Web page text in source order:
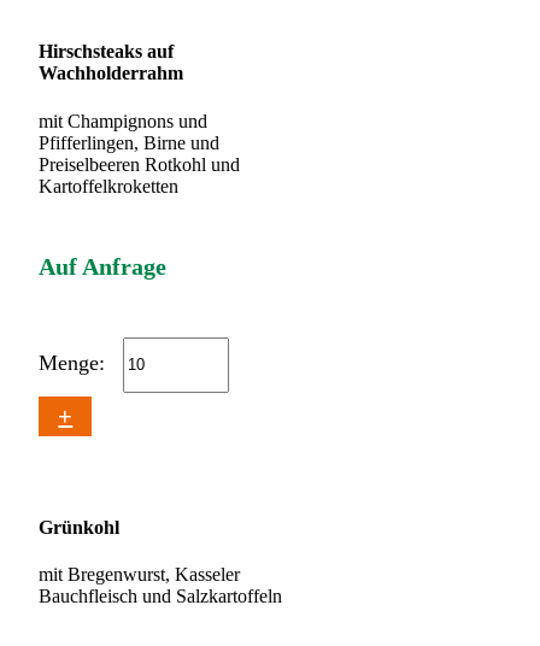
Hirschsteaks auf
Wachholderrahm
mit Champignons und
Pfifferlingen, Birne und
Preiselbeeren Rotkohl und
Kartoffelkroketten
Auf Anfrage
Menge:
+
Grünkohl
mit Bregenwurst, Kasseler
Bauchfleisch und Salzkartoffeln